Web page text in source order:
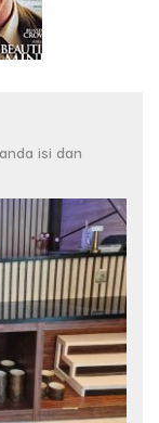
isi dan